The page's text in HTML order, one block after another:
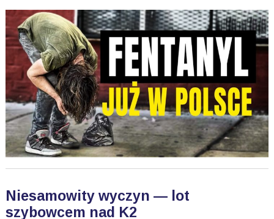
Niesamowity wyczyn — lot
szybowcem nad K2